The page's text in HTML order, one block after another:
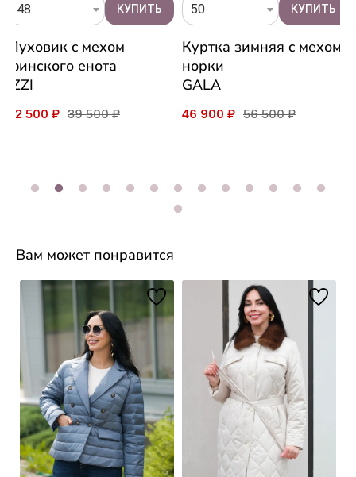
48
Пуховик c мехом
финского енота
IZZI
32 500 ₽ 39 500 ₽
50
Куртка зимняя c мехом
норки
GALA
46 900 ₽ 56 500 ₽
Вам может понравится